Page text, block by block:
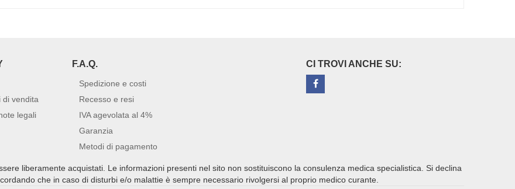
di vendita
legali
F.A.Q.
Spedizione e costi
Recesso e resi
IVA agevolata al 4%
Garanzia
Metodi di pagamento
CI TROVI ANCHE SU:
liberamente acquistati. Le informazioni presenti nel sito non sostituiscono la consulenza medica specialistica. Si declina
che in caso di disturbi e/o malattie è sempre necessario rivolgersi al proprio medico curante.